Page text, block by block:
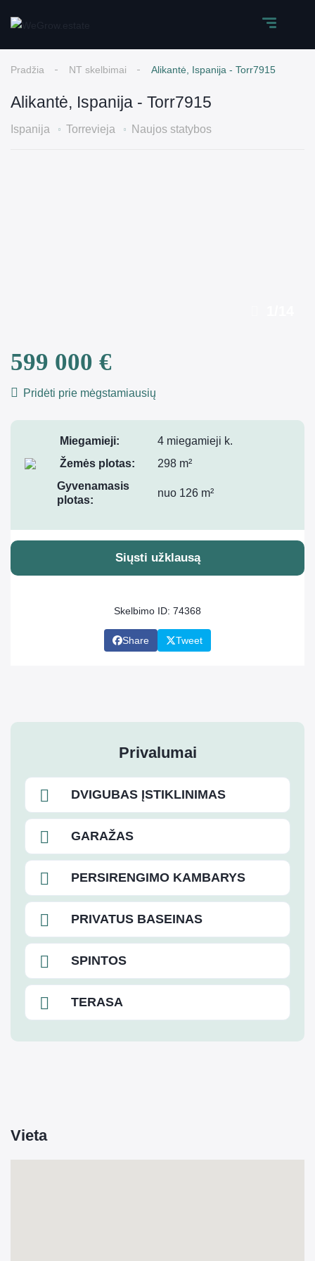
Pradžia NT skelbimai Alikantė, Ispanija - Torr7915
Alikantė, Ispanija - Torr7915
Ispanija Torrevieja Naujos statybos
599 000 €
Pridėti prie mėgstamiausių
Miegamieji:
4 miegamieji k.
Žemės plotas:
298 m²
Gyvenamasis
plotas:
nuo 126 m²
Siųsti užklausą
Skelbimo ID: 74368
Share Tweet
Privalumai
DVIGUBAS ĮSTIKLINIMAS
GARAŽAS
PERSIRENGIMO KAMBARYS
PRIVATUS BASEINAS
SPINTOS
TERASA
Vieta